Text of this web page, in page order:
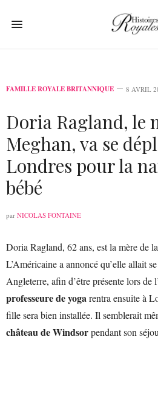
FAMILLE ROYALE BRITANNIQUE 8 AVRIL
Doria Ragland, le
Meghan, va se
Londres pour la
bébé
par NICOLAS FONTAINE
Doria Ragland, 62 ans, est la mère de la
L’Américaine a annoncé qu’elle allait
Angleterre, afin d’être présente lors de
professeure de yogarentra ensuite à
fille sera bien installée. Il semblerait
château de Windsorpendant son